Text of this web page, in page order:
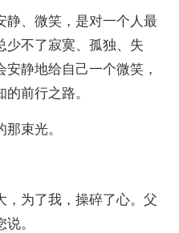
、微笑，是对一个人最
少不了寂寞、孤独、失
静地给自己一个微笑，
前行之路。
束光。
为了我，操碎了心。父
。